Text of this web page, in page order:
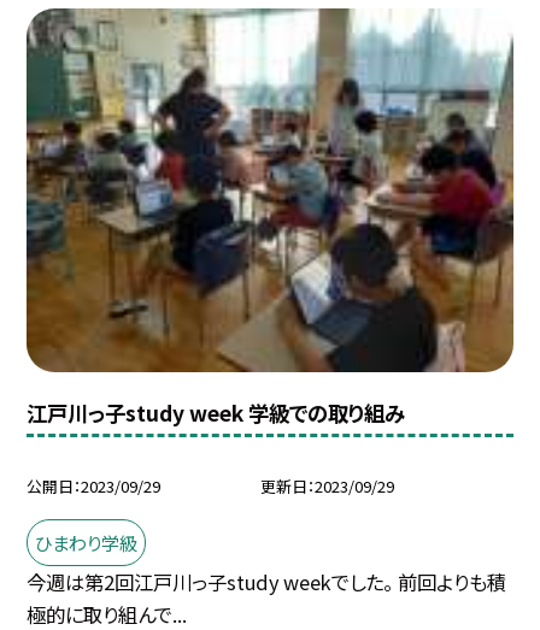
江戸川っ子study week 学級での取り組み
公開日 2023/09/29 更新日 2023/09/29
ひまわり学級
今週は第2回江戸川っ子study weekでした。 前回よりも積
極的に取り組んで...